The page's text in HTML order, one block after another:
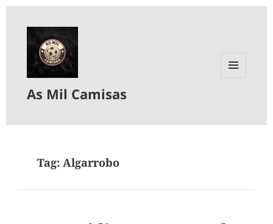
As Mil Camisas
Tag:Algarrobo